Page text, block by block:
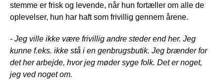
stemme er frisk og levende, når hun fortæller om alle de
oplevelser, hun har haft som frivillig gennem årene.
- Jeg ville ikke være frivillig andre steder end her. Jeg
kunne f.eks. ikke stå i en genbrugsbutik. Jeg brænder for
det her arbejde, hvor jeg møder syge folk. Det er noget,
jeg ved noget om.